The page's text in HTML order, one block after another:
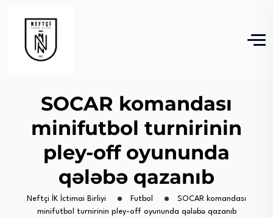
SOCAR komandası
minifutbol turnirinin
pley-off oyununda
qələbə qazanıb
Neftçi İK İctimai Birliyi Futbol
SOCAR komandası
minifutbol turnirinin pley-off oyununda qələbə qazanıb